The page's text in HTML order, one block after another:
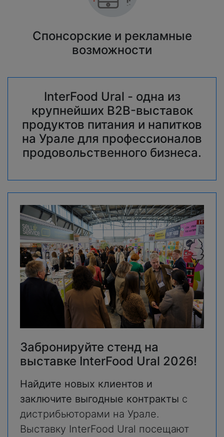
Спонсорские и рекламные
возможности
InterFood Ural - одна из
крупнейших B2B-выставок
продуктов питания и напитков
на Урале для профессионалов
продовольственного бизнеса.
Забронируйте стенд на
выставке InterFood Ural 2026!
Найдите новых клиентов и
заключите выгодные контракты с
дистрибьюторами на Урале.
Выставку InterFood Ural посещают